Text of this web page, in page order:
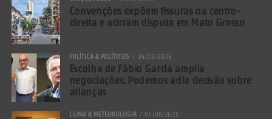
Convenções expõem fissuras na centro-
direita e acirram disputa em Mato Grosso
POLÍTICA & POLÍTICOS 04/08/2026
Escolha de Fábio Garcia amplia
negociações; Podemos adia decisão sobre
alianças
CLIMA & METEOROLOGIA 04/08/2026